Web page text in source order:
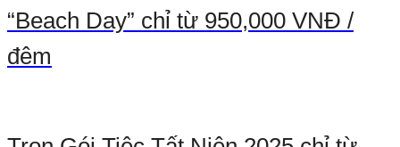
“Beach Day” chỉ từ 950,000 VNĐ /
đêm